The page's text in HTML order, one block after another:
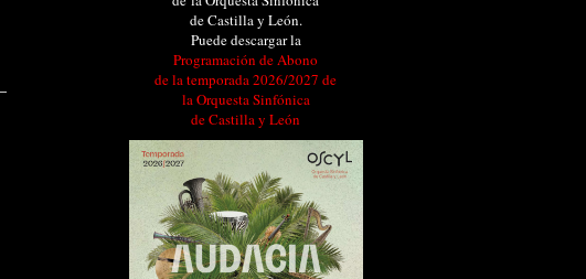
de Castilla y León.
Puede descargar la
Programación de Abono
de la temporada 2026/2027 de
la Orquesta Sinfónica
de Castilla y León